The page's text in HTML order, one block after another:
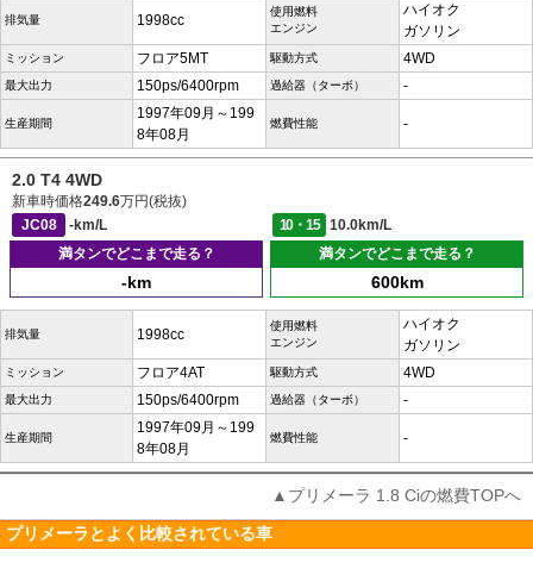
排気量 1998cc
使用燃料
エンジン
ハイオク
ガソリン
ミッション フロア5MT 駆動方式 4WD
最大出力 150ps/6400rpm 過給器（ターボ） -
生産期間
1997年09月～199
8年08月
燃費性能 -
2.0 T4 4WD
新車時価格249.6万円(税抜)
JC08
-km/L 10・15
10.0km/L
満タンでどこまで走る？
-km
満タンでどこまで走る？
600km
排気量 1998cc
使用燃料
エンジン
ハイオク
ガソリン
ミッション フロア4AT 駆動方式 4WD
最大出力 150ps/6400rpm 過給器（ターボ） -
生産期間
1997年09月～199
8年08月
燃費性能 -
▲プリメーラ 1.8 Ciの燃費TOPへ
プリメーラとよく比較されている車